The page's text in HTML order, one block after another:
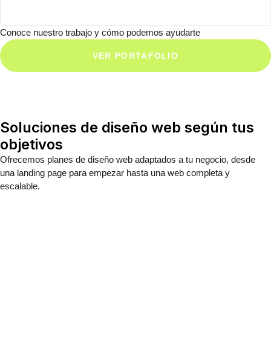
Conoce nuestro trabajo y cómo podemos ayudarte
VER PORTAFOLIO
Soluciones de diseño web según tus
objetivos
Ofrecemos planes de diseño web adaptados a tu negocio, desde
una landing page para empezar hasta una web completa y
escalable.